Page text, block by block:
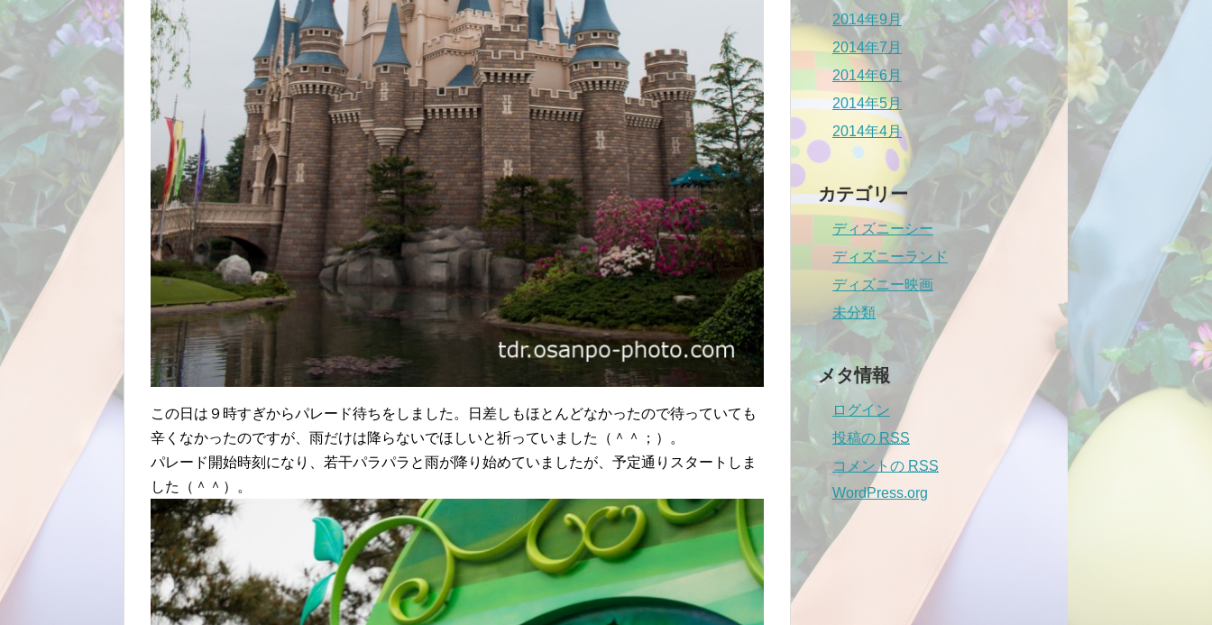
この日は９時すぎからパレード待ちをしました。日差しもほとんどなかったので待っていても
辛くなかったのですが、雨だけは降らないでほしいと祈っていました（＾＾；）。
パレード開始時刻になり、若干パラパラと雨が降り始めていましたが、予定通りスタートしま
した（＾＾）。
2014年9月
2014年7月
2014年6月
2014年5月
2014年4月
カテゴリー
ディズニーシー
ディズニーランド
ディズニー映画
未分類
メタ情報
ログイン
投稿の RSS
コメントの RSS
WordPress.org